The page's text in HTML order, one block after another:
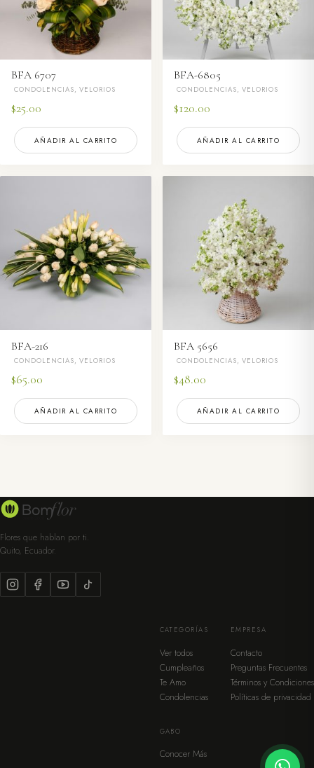
BFA 6707
CONDOLENCIAS, VELORIOS
$25.00
AÑADIR AL CARRITO
BFA-6805
CONDOLENCIAS, VELORIOS
$120.00
AÑADIR AL CARRITO
BFA-216
CONDOLENCIAS, VELORIOS
$65.00
AÑADIR AL CARRITO
BFA 5656
CONDOLENCIAS, VELORIOS
$48.00
AÑADIR AL CARRITO
Flores que hablan por ti.
Quito, Ecuador.
CATEGORÍAS
Ver todos
Cumpleaños
Te Amo
Condolencias
EMPRESA
Contacto
Preguntas Frecuentes
Términos y Condiciones
Políticas de privacidad
GABO
Conocer Más